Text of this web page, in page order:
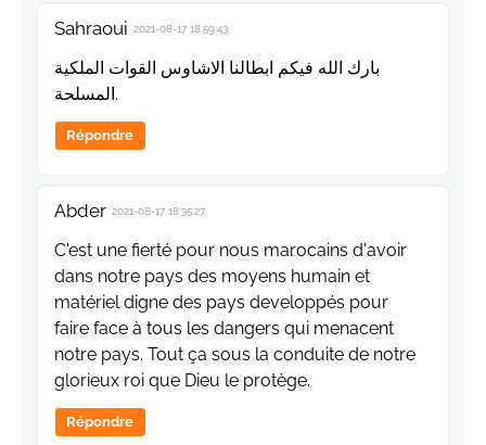
Sahraoui 2021-08-17 18:59:43
بارك الله فيكم ابطالنا الاشاوس القوات الملكية
المسلحة.
Répondre
Abder 2021-08-17 18:35:27
C'est une fierté pour nous marocains d'avoir
dans notre pays des moyens humain et
matériel digne des pays developpés pour
faire face à tous les dangers qui menacent
notre pays. Tout ça sous la conduite de notre
glorieux roi que Dieu le protège.
Répondre